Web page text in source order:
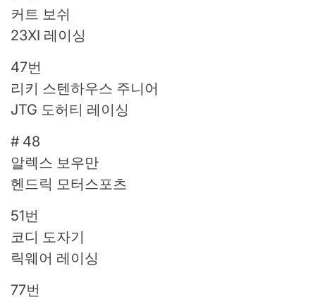
커트 보쉬
23XI 레이싱
47번
리키 스텐하우스 주니어
JTG 도허티 레이싱
# 48
알렉스 보우만
헨드릭 모터스포츠
51번
코디 도자기
릭웨어 레이싱
77번